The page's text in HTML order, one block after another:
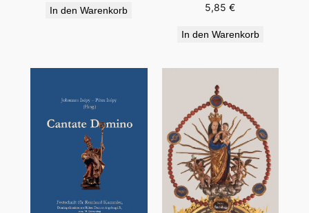
In den Warenkorb 5,85€
In den Warenkorb